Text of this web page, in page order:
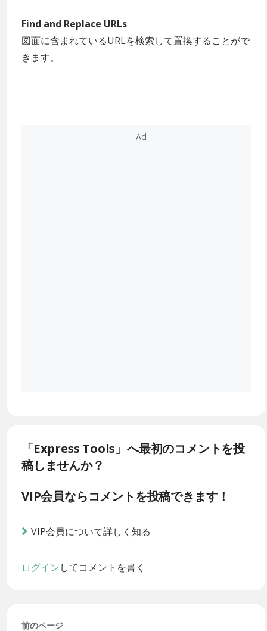
Find and Replace URLs
図面に含まれているURLを検索して置換することがで
きます。
「Express Tools」へ最初のコメントを投
稿しませんか？
VIP会員ならコメントを投稿できます！
VIP会員について詳しく知る
ログインしてコメントを書く
前のページ